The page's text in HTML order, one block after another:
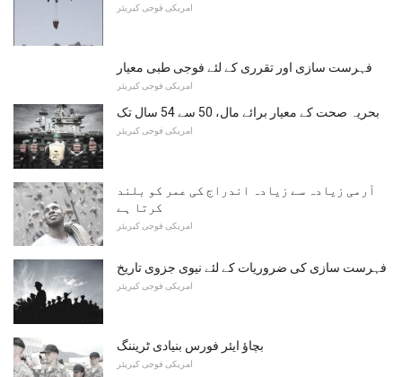
امریکی فوجی کیریئر
فہرست سازی اور تقرری کے لئے فوجی طبی معیار
امریکی فوجی کیریئر
بحریہ صحت کے معیار برائے مال، 50 سے 54 سال تک
امریکی فوجی کیریئر
آرمی زیادہ سے زیادہ اندراج کی عمر کو بلند
کرتا ہے
امریکی فوجی کیریئر
فہرست سازی کی ضروریات کے لئے نیوی جزوی تاریخ
امریکی فوجی کیریئر
بچاؤ ایئر فورس بنیادی ٹریننگ
امریکی فوجی کیریئر